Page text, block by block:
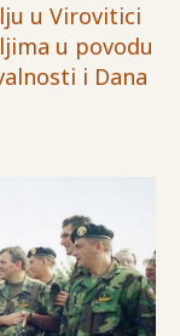
u Virovitici
u povodu
i Dana